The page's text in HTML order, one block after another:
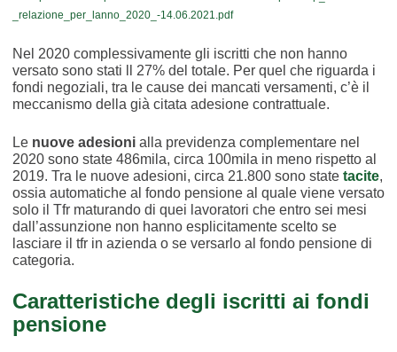
_relazione_per_lanno_2020_-14.06.2021.pdf
Nel 2020 complessivamente gli iscritti che non hanno
versato sono stati ll 27% del totale. Per quel che riguarda i
fondi negoziali, tra le cause dei mancati versamenti, c’è il
meccanismo della già citata adesione contrattuale.
Le nuove adesioni alla previdenza complementare nel
2020 sono state 486mila, circa 100mila in meno rispetto al
2019. Tra le nuove adesioni, circa 21.800 sono state tacite,
ossia automatiche al fondo pensione al quale viene versato
solo il Tfr maturando di quei lavoratori che entro sei mesi
dall’assunzione non hanno esplicitamente scelto se
lasciare il tfr in azienda o se versarlo al fondo pensione di
categoria.
Caratteristiche degli iscritti ai fondi
pensione